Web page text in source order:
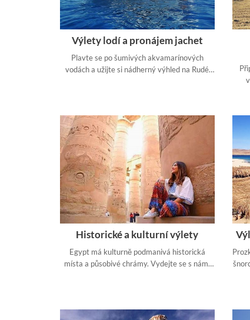
Výlety lodí a pronájem jachet
Plavte se po šumivých akvamarínových
vodách a užijte si nádherný výhled na Rudé
Historické a kulturní výlety
Egypt má kulturně podmanivá historická
místa a působivé chrámy. Vydejte se s námi